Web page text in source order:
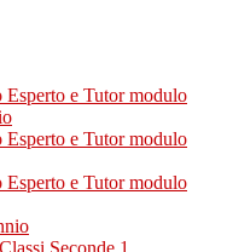
e Tutor modulo
e Tutor modulo
e Tutor modulo